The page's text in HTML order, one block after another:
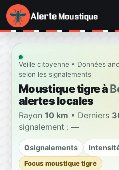
Veille citoyenne • Données
selon les signalements
Moustique tigre à
alertes locales
Rayon 10 km • Derniers
signalement : —
0signalements
Focus moustique tigre